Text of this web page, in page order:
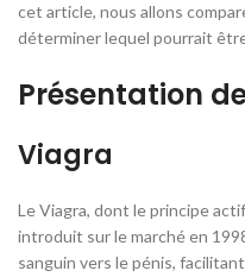
cet article, nous allons
déterminer lequel pourrait
Présentation
Viagra
Le Viagra, dont le principe
introduit sur le marché en
sanguin vers le pénis,